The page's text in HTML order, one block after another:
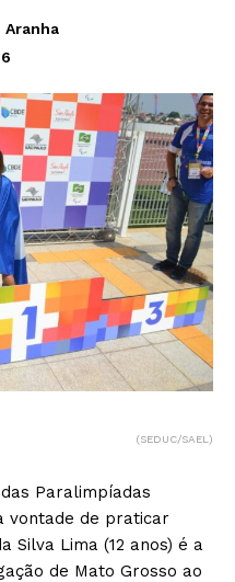
Aranha
(SEDUC/SAEL)
Paralimpíadas
vontade de praticar
Silva Lima (12 anos) é a
de Mato Grosso ao